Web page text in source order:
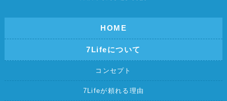
HOME
7Lifeについて
コンセプト
7Lifeが頼れる理由